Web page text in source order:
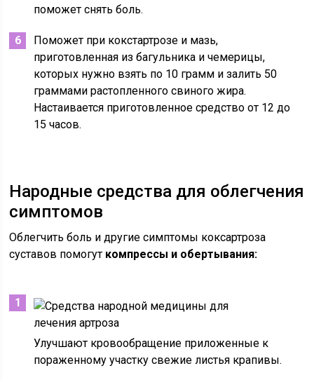
поможет снять боль.
Поможет при кокстартрозе и мазь,
приготовленная из багульника и чемерицы,
которых нужно взять по 10 грамм и залить 50
граммами растопленного свиного жира.
Настаивается приготовленное средство от 12 до
15 часов.
Народные средства для облегчения
симптомов
Облегчить боль и другие симптомы коксартроза
суставов помогут компрессы и обертывания:
Улучшают кровообращение приложенные к
пораженному участку свежие листья крапивы.